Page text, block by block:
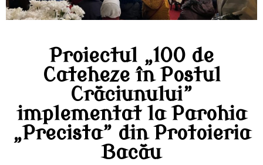
Proiectul „100 de
Cateheze în Postul
Crăciunului”
implementat la Parohia
„Precista” din Protoieria
Bacău